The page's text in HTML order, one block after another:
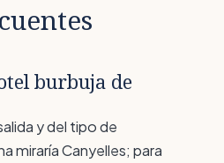
burbuja de
y del tipo de
miraría Canyelles; para